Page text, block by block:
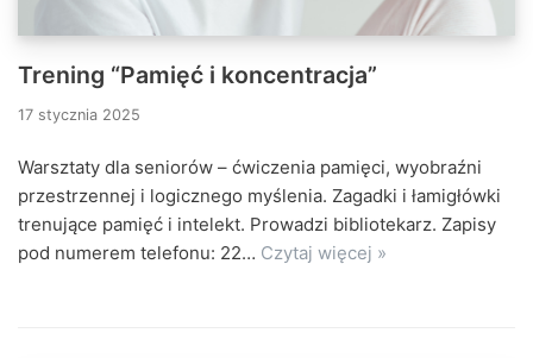
Trening “Pamięć i koncentracja”
17 stycznia 2025
Warsztaty dla seniorów – ćwiczenia pamięci, wyobraźni
przestrzennej i logicznego myślenia. Zagadki i łamigłówki
trenujące pamięć i intelekt. Prowadzi bibliotekarz. Zapisy
pod numerem telefonu: 22… Czytaj więcej »